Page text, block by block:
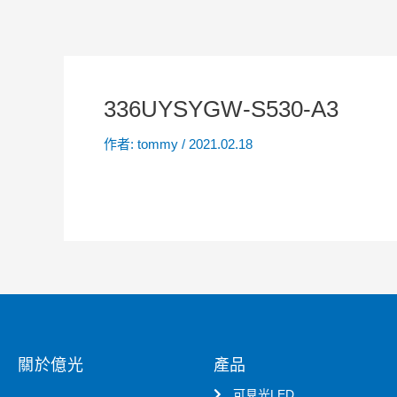
336UYSYGW-S530-A3
作者: tommy / 2021.02.18
關於億光 產品